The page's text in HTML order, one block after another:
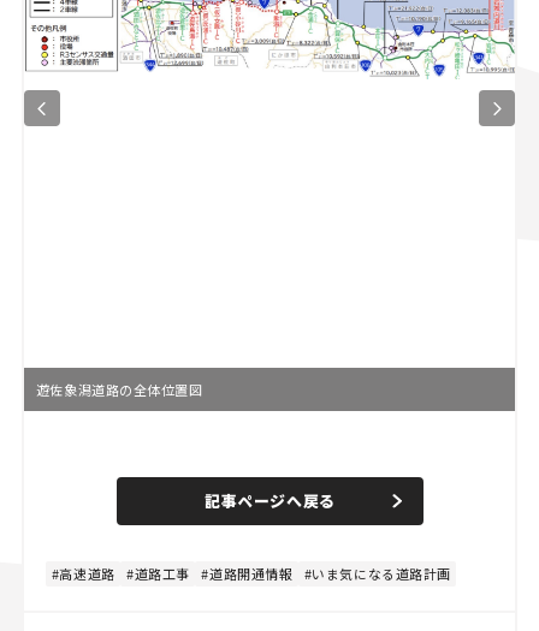
遊佐象潟道路の全体位置図
記事ページへ戻る
高速道路 道路工事 道路開通情報 いま気になる道路計画